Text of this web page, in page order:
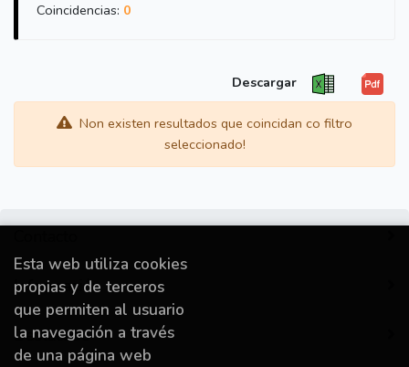
Coincidencias: 0
Descargar
Non existen resultados que coincidan co filtro
seleccionado!
Información
Destacado
Esta web utiliza cookies
propias y de terceros
que permiten al usuario
la navegación a través
de una página web